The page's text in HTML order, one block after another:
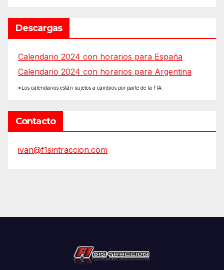
Descargas
Calendario 2024 con horarios para España
Calendario 2024 con horarios para Argentina
*Los calendarios están sujetos a cambios por parte de la FIA.
Contacto
ivan@f1sintraccion.com